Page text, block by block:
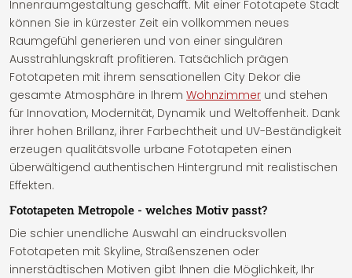
Innenraumgestaltung geschafft. Mit einer Fototapete Stadt
können Sie in kürzester Zeit ein vollkommen neues
Raumgefühl generieren und von einer singulären
Ausstrahlungskraft profitieren. Tatsächlich prägen
Fototapeten mit ihrem sensationellen City Dekor die
gesamte Atmosphäre in Ihrem Wohnzimmer und stehen
für Innovation, Modernität, Dynamik und Weltoffenheit. Dank
ihrer hohen Brillanz, ihrer Farbechtheit und UV-Beständigkeit
erzeugen qualitätsvolle urbane Fototapeten einen
überwältigend authentischen Hintergrund mit realistischen
Effekten.
Fototapeten Metropole - welches Motiv passt?
Die schier unendliche Auswahl an eindrucksvollen
Fototapeten mit Skyline, Straßenszenen oder
innerstädtischen Motiven gibt Ihnen die Möglichkeit, Ihr